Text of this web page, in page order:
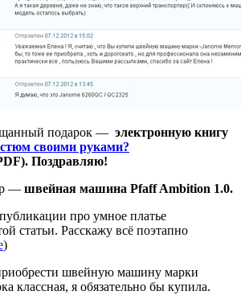
подарок — электронную книгу
своими руками?
Поздравляю!
— швейная машина Pfaff Ambition 1.0.
про умное платье
статьи. Расскажу всё поэтапно
)
швейную машину марки
классная, я обязательно бы купила.